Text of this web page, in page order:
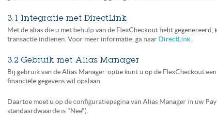
3.1 Integratie met DirectLink
Met de alias die u met behulp van de FlexCheckout hebt
transactie indienen. Voor meer informatie, ga naar DirectLink.
3.2 Gebruik met Alias Manager
Bij gebruik van de Alias Manager-optie kunt u op de FlexCheckout
financiële gegevens wil opslaan.
Daartoe moet u op de configuratiepagina van Alias Manager in uw
standaardwaarde is "Nee").